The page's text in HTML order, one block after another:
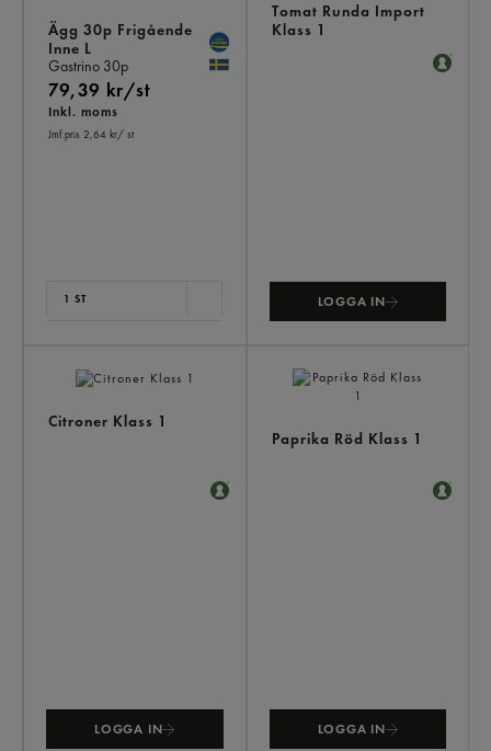
Ägg 30p Frigående
Inne L
Gastrino 30p
79,39 kr/st
Inkl. moms
Jmf.pris 2,64 kr/ st
1 ST
Tomat Runda Import
Klass 1
LOGGA IN
Citroner Klass 1
LOGGA IN
Paprika Röd Klass 1
LOGGA IN